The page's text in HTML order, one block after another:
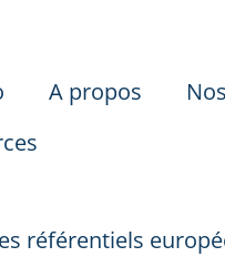
A propos
référentiels